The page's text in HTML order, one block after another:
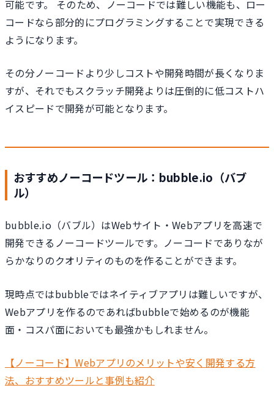
可能です。 そのため、ノーコードでは難しい機能も、ロー
コードなら部分的にプログラミングすることで実現できる
ようになります。
その分ノーコードより少しコストや開発時間が長くなりま
すが、それでもスクラッチ開発よりは圧倒的に低コストハ
イスピードで開発が可能となります。
おすすめノーコードツール：bubble.io（バブ
ル）
bubble.io（バブル）はWebサイト・Webアプリを高速で
開発できるノーコードツールです。ノーコードでありなが
らかなりのクオリティのものを作ることができます。
現時点ではbubbleではネイティブアプリは難しいですが、
Webアプリを作るのであればbubbleで始めるのが機能
面・コスパ面においても最強かもしれません。
【ノーコード】Webアプリのメリットや安く開発する方
法、おすすめツールと事例も紹介